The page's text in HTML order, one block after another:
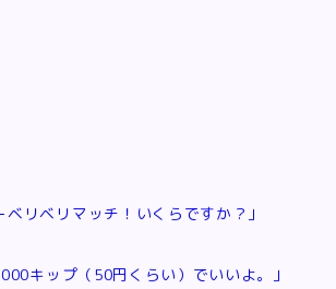
ベリベリマッチ！いくらですか？」
キップ（50円くらい）でいいよ。」